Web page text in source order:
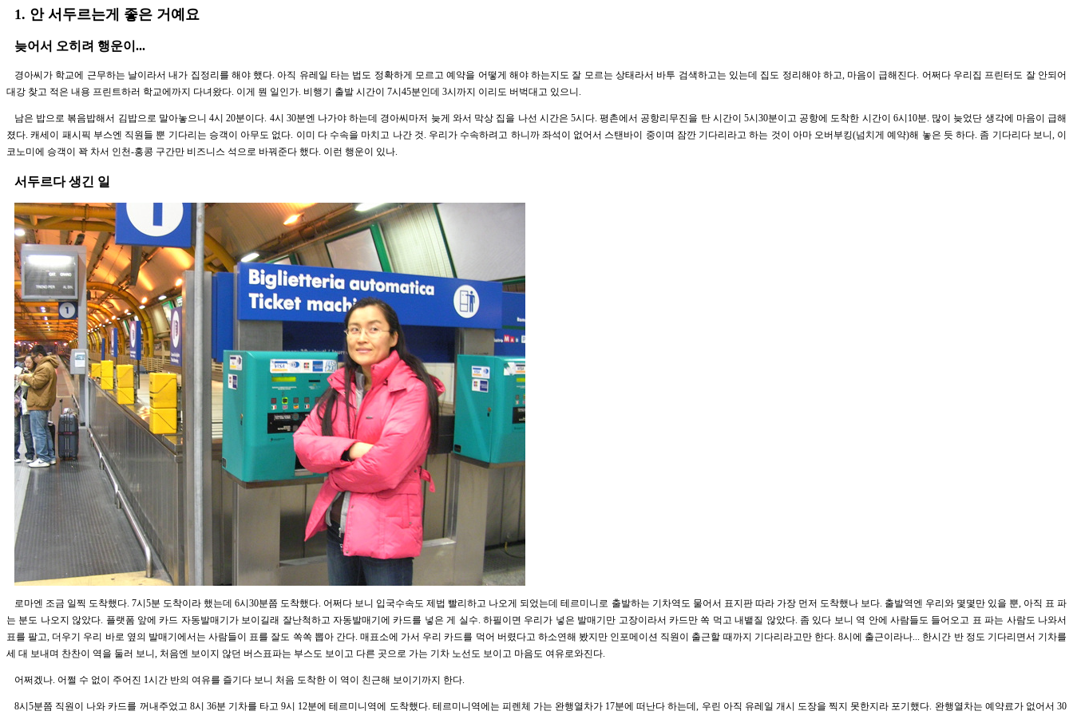
1. 안 서두르는게 좋은 거예요
늦어서 오히려 행운이...
경아씨가 학교에 근무하는 날이라서 내가 집정리를 해야 했다. 아직 유레일 타는 법도 정확하게 모르고 예약을 어떻게 해야 하는지도 잘 모르는 상태라서 바투 검색하고는 있는데 집도 정리해야 하고, 마음이 급해진다. 어쩌다 우리집 프린터도 잘 안되어
대강 찾고 적은 내용 프린트하러 학교에까지 다녀왔다. 이게 뭔 일인가. 비행기 출발 시간이 7시45분인데 3시까지 이리도 버벅대고 있으니.
남은 밥으로 볶음밥해서 김밥으로 말아놓으니 4시 20분이다. 4시 30분엔 나가야 하는데 경아씨마저 늦게 와서 막상 집을 나선 시간은 5시다. 평촌에서 공항리무진을 탄 시간이 5시30분이고 공항에 도착한 시간이 6시10분. 많이 늦었단 생각에 마음이 급해
졌다. 캐세이 패시픽 부스엔 직원들 뿐 기다리는 승객이 아무도 없다. 이미 다 수속을 마치고 나간 것. 우리가 수속하려고 하니까 좌석이 없어서 스탠바이 중이며 잠깐 기다리라고 하는 것이 아마 오버부킹(넘치게 예약)해 놓은 듯 하다. 좀 기다리다 보니, 이
코노미에 승객이 꽉 차서 인천-홍콩 구간만 비즈니스 석으로 바꿔준다 했다. 이런 행운이 있나.
서두르다 생긴 일
로마엔 조금 일찍 도착했다. 7시5분 도착이라 했는데 6시30분쯤 도착했다. 어쩌다 보니 입국수속도 제법 빨리하고 나오게 되었는데 테르미니로 출발하는 기차역도 물어서 표지판 따라 가장 먼저 도착했나 보다. 출발역엔 우리와 몇몇만 있을 뿐, 아직 표 파
는 분도 나오지 않았다. 플랫폼 앞에 카드 자동발매기가 보이길래 잘난척하고 자동발매기에 카드를 넣은 게 실수. 하필이면 우리가 넣은 발매기만 고장이라서 카드만 쏙 먹고 내뱉질 않았다. 좀 있다 보니 역 안에 사람들도 들어오고 표 파는 사람도 나와서
표를 팔고, 더우기 우리 바로 옆의 발매기에서는 사람들이 표를 잘도 쏙쏙 뽑아 간다. 매표소에 가서 우리 카드를 먹어 버렸다고 하소연해 봤지만 인포메이션 직원이 출근할 때까지 기다리라고만 한다. 8시에 출근이라나... 한시간 반 정도 기다리면서 기차를
세 대 보내며 찬찬이 역을 둘러 보니, 처음엔 보이지 않던 버스표파는 부스도 보이고 다른 곳으로 가는 기차 노선도 보이고 마음도 여유로와진다.
어쩌겠나. 어쩔 수 없이 주어진 1시간 반의 여유를 즐기다 보니 처음 도착한 이 역이 친근해 보이기까지 한다.
8시5분쯤 직원이 나와 카드를 꺼내주었고 8시 36분 기차를 타고 9시 12분에 테르미니역에 도착했다. 테르미니역에는 피렌체 가는 완행열차가 17분에 떠난다 하는데, 우린 아직 유레일 개시 도장을 찍지 못한지라 포기했다. 완행열차는 예약료가 없어서 30